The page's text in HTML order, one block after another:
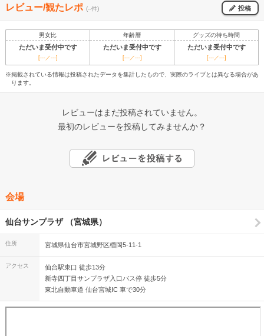
レビュー/観たレポ (--件) 投稿
男女比 年齢層 グッズの待ち時間
ただいま受付中です ただいま受付中です ただいま受付中です
[---／---] [---／---] [---／---]
※掲載されている情報は投稿されたデータを集計したもので、実際のライブとは異なる場合があ
ります。
レビューはまだ投稿されていません。
最初のレビューを投稿してみませんか？
会場
仙台サンプラザ （宮城県）
住所 宮城県仙台市宮城野区榴岡5-11-1
アクセス
仙台駅東口 徒歩13分
新寺四丁目サンプラザ入口バス停 徒歩5分
東北自動車道 仙台宮城IC 車で30分